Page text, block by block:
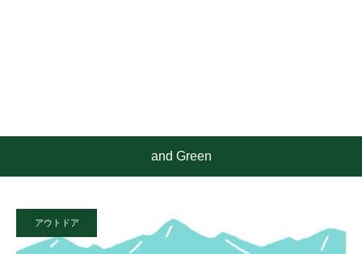
and Green
アウトドア